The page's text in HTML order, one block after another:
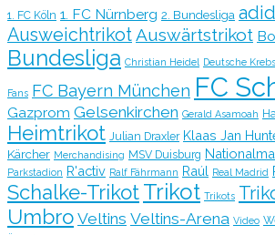
1. FC Köln 1. FC Nürnberg 2. Bundesliga
AusweichtrikotAuswärtstrikot
Bundesliga Christian Heidel Deutsche
Fans FC Bayern München FC
Gazprom Gelsenkirchen Gerald Asamoah
Heimtrikot Julian Draxler Klaas Jan
Kärcher Merchandising MSV Duisburg
Parkstadion R'activ Ralf Fährmann Raúl Real Madrid
Schalke-TrikotTrikot Trikots
Umbro Veltins Veltins-Arena Video